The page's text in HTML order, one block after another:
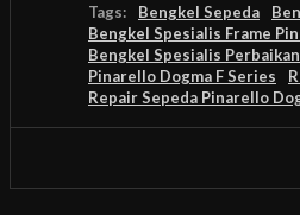
Tags: Bengkel Sepeda
Bengkel Spesialis Frame
Bengkel Spesialis
Pinarello Dogma F Series
Repair Sepeda Pinarello